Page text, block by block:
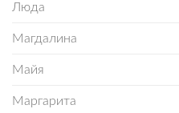
Люда
Магдалина
Майя
Маргарита